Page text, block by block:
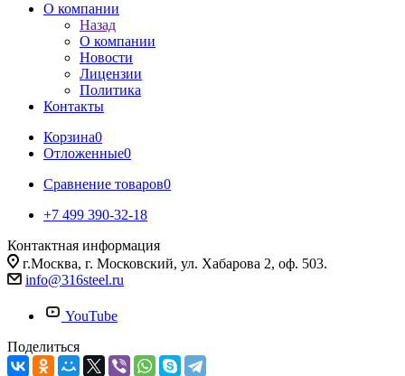
О компании
Назад
О компании
Новости
Лицензии
Политика
Контакты
Корзина0
Отложенные0
Сравнение товаров0
+7 499 390-32-18
Контактная информация
г.Москва, г. Московский, ул. Хабарова 2, оф. 503.
info@316steel.ru
YouTube
Поделиться